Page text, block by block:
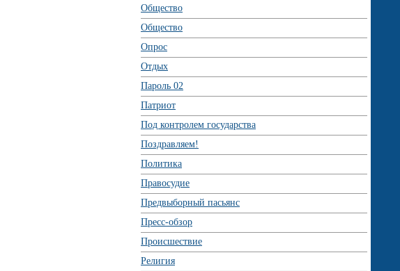
Общество
Общество
Опрос
Отдых
Пароль 02
Патриот
Под контролем государства
Поздравляем!
Политика
Правосудие
Предвыборный пасьянс
Пресс-обзор
Происшествие
Религия